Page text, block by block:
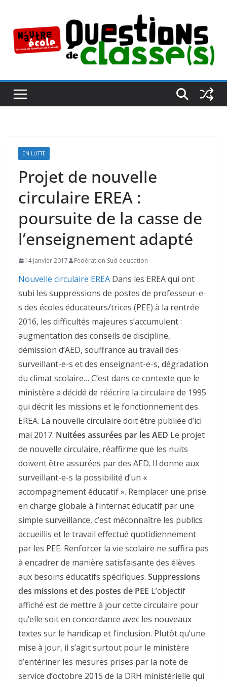
contenu
EN LUTTE
Projet de nouvelle
circulaire EREA :
poursuite de la casse de
l’enseignement adapté
14 janvier 2017 Fédération Sud éducation
Nouvelle circulaire EREA Dans les EREA qui ont
subi les suppressions de postes de professeur-e-
s des écoles éducateurs/trices (PEE) à la rentrée
2016, les difficultés majeures s’accumulent :
augmentation des conseils de discipline,
démission d’AED, souffrance au travail des
surveillant-e-s et des enseignant-e-s, dégradation
du climat scolaire… C’est dans ce contexte que le
ministère a décidé de réécrire la circulaire de 1995
qui décrit les missions et le fonctionnement des
EREA. La nouvelle circulaire doit être publiée d’ici
mai 2017. Nuitées assurées par les AED Le projet
de nouvelle circulaire, réaffirme que les nuits
doivent être assurées par des AED. Il donne aux
surveillant-e-s la possibilité d’un «
accompagnement éducatif ». Remplacer une prise
en charge globale à l’internat éducatif par une
simple surveillance, c’est méconnaître les publics
accueillis et le travail effectué quotidiennement
par les PEE. Renforcer la vie scolaire ne suffira pas
à encadrer de manière satisfaisante des élèves
aux besoins éducatifs spécifiques. Suppressions
des missions et des postes de PEE L’objectif
affiché est de mettre à jour cette circulaire pour
qu’elle soit en concordance avec les nouveaux
textes sur le handicap et l’inclusion. Plutôt qu’une
mise à jour, il s’agit surtout pour le ministère
d’entériner les mesures prises par la note de
service d’octobre 2015 de la DRH ministérielle qui